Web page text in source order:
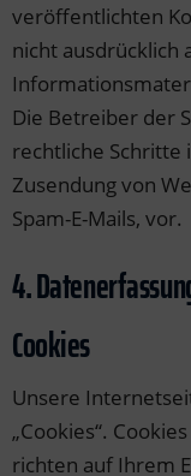
veröffentlichten
nicht ausdrücklich
Die Betreiber der
rechtliche Schritte
Zusendung von
Spam-E-Mails, vor.
4.
Cookies
Unsere
„Cookies“.
richten auf Ihrem